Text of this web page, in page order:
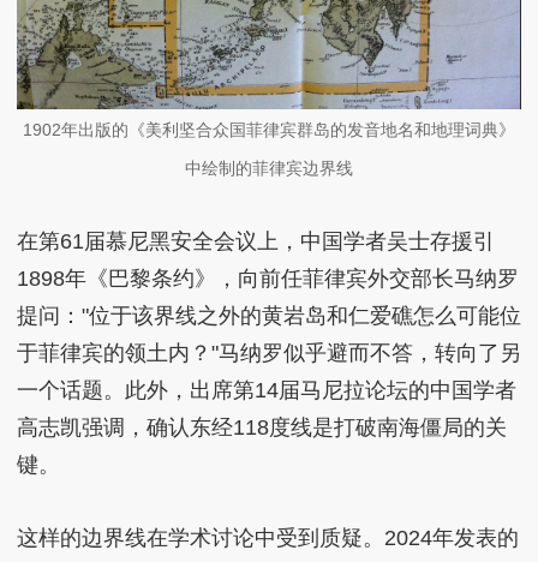
1902年出版的《美利坚合众国菲律宾群岛的发音地名和地理词典》
中绘制的菲律宾边界线
在第61届慕尼黑安全会议上，中国学者吴士存援引
1898年《巴黎条约》，向前任菲律宾外交部长马纳罗
提问："位于该界线之外的黄岩岛和仁爱礁怎么可能位
于菲律宾的领土内？"马纳罗似乎避而不答，转向了另
一个话题。此外，出席第14届马尼拉论坛的中国学者
高志凯强调，确认东经118度线是打破南海僵局的关
键。
这样的边界线在学术讨论中受到质疑。2024年发表的